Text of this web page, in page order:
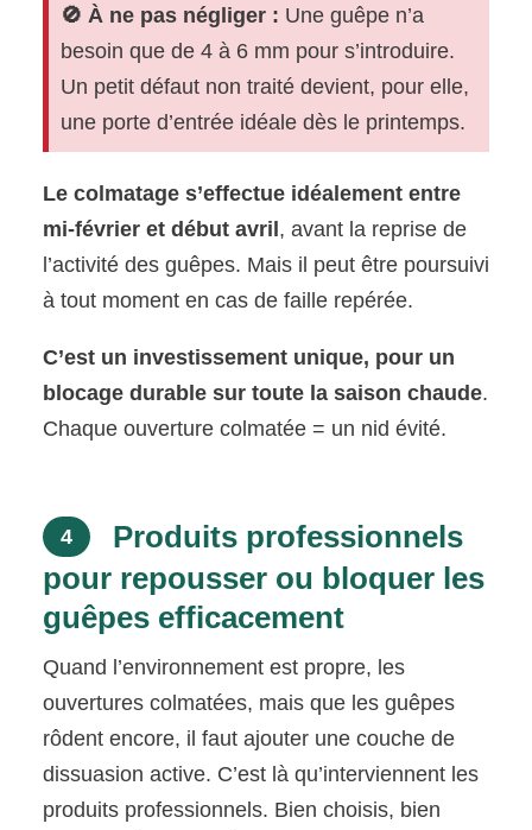
🚫 À ne pas négliger : Une guêpe n’a
besoin que de 4 à 6 mm pour s’introduire.
Un petit défaut non traité devient, pour elle,
une porte d’entrée idéale dès le printemps.
Le colmatage s’effectue idéalement entre
mi-février et début avril, avant la reprise de
l’activité des guêpes. Mais il peut être poursuivi
à tout moment en cas de faille repérée.
C’est un investissement unique, pour un
blocage durable sur toute la saison chaude.
Chaque ouverture colmatée = un nid évité.
4
Produits professionnels
pour repousser ou bloquer les
guêpes efficacement
Quand l’environnement est propre, les
ouvertures colmatées, mais que les guêpes
rôdent encore, il faut ajouter une couche de
dissuasion active. C’est là qu’interviennent les
produits professionnels. Bien choisis, bien